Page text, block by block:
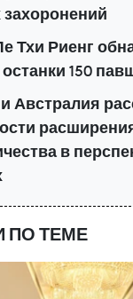
захоронений
Тхи Риенг
150
Австралия
в
ПО ТЕМЕ